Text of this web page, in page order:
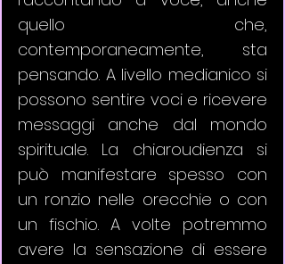
quello che,
contemporaneamente, sta
pensando. A livello medianico si
possono sentire voci e ricevere
messaggi anche dal mondo
spirituale. La chiaroudienza si
può manifestare spesso con
un ronzio nelle orecchie o con
un fischio. A volte potremmo
avere la sensazione di essere